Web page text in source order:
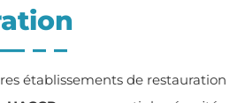
établissements de restauration